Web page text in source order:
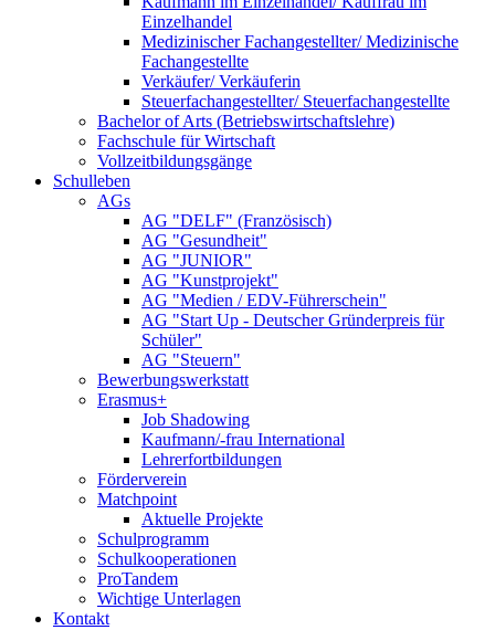
Einzelhandel
Medizinischer Fachangestellter/ Medizinische
Fachangestellte
Verkäufer/ Verkäuferin
Steuerfachangestellter/ Steuerfachangestellte
Bachelor of Arts (Betriebswirtschaftslehre)
Fachschule für Wirtschaft
Vollzeitbildungsgänge
Schulleben
AGs
AG "DELF" (Französisch)
AG "Gesundheit"
AG "JUNIOR"
AG "Kunstprojekt"
AG "Medien / EDV-Führerschein"
AG "Start Up - Deutscher Gründerpreis für
Schüler"
AG "Steuern"
Bewerbungswerkstatt
Erasmus+
Job Shadowing
Kaufmann/-frau International
Lehrerfortbildungen
Förderverein
Matchpoint
Aktuelle Projekte
Schulprogramm
Schulkooperationen
ProTandem
Wichtige Unterlagen
Kontakt